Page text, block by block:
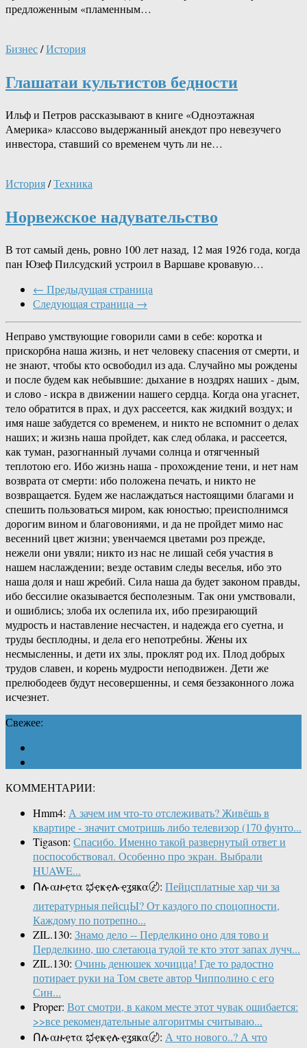
предложенным «пламенным…
Бизнес/История
Глашатаи культистов бедности
Ильф и Петров рассказывают в книге «Одноэтажная
Америка» классово выдержанный анекдот про невезучего
инвестора, ставший со временем чуть ли не…
История/Техника
Норвежское надувательство
В тот самый день, ровно 100 лет назад, 12 мая 1926 года, когда
пан Юзеф Пилсудский устроил в Варшаве кровавую…
← Предыдущая страница
Следующая страница →
Неправо умствующие говорили сами в себе: коротка и
прискорбна наша жизнь, и нет человеку спасения от смерти, и
не знают, чтобы кто освободил из ада. Случайно мы рождены
и после будем как небывшие: дыхание в ноздрях наших - дым,
и слово - искра в движении нашего сердца. Когда она угаснет,
тело обратится в прах, и дух рассеется, как жидкий воздух; и
имя наше забудется со временем, и никто не вспомнит о делах
наших; и жизнь наша пройдет, как след облака, и рассеется,
как туман, разогнанный лучами солнца и отягченный
теплотою его. Ибо жизнь наша - прохождение тени, и нет нам
возврата от смерти: ибо положена печать, и никто не
возвращается. Будем же наслаждаться настоящими благами и
спешить пользоваться миром, как юностью; преисполнимся
дорогим вином и благовониями, и да не пройдет мимо нас
весенний цвет жизни; увенчаемся цветами роз прежде,
нежели они увяли; никто из нас не лишай себя участия в
нашем наслаждении; везде оставим следы веселья, ибо это
наша доля и наш жребий. Сила наша да будет законом правды,
ибо бессилие оказывается бесполезным. Так они умствовали,
и ошиблись; злоба их ослепила их, ибо презирающий
мудрость и наставление несчастен, и надежда его суетна, и
труды бесплодны, и дела его непотребны. Жены их
несмысленны, и дети их злы, проклят род их. Плод добрых
трудов славен, и корень мудрости неподвижен. Дети же
прелюбодеев будут несовершенны, и семя беззаконного ложа
исчезнет.
Свежее:
КОММЕНТАРИИ:
Hmm4: А зачем им что-то отслеживать? Живёшь в
квартире - значит смотришь либо телевизор (170 фунто...
Tigason: Спасибо. Именно такой развернутый ответ и
поспособствовал. Особенно про экран. Выбрали
HUAWE...
Ոሉαዙҿτα ಭҿҝҿሉҿʓяҝα〄: Пейцсплатные хар чи за
литературныя пейсцЫ? От каздого по споцопности,
Каждому по потрепно...
ZIL.130: Знамо дело -- Перделкино оно для тово и
Перделкино, шо слетаюца тудой те кто этот запах лучч...
ZIL.130: Очинь денюшек хочицца! Где то радостно
потирает руки на Том свете автор Чипполино с его
Син...
Proper: Вот смотри, в каком месте этот чувак ошибается:
>>все рекомендательные алгоритмы считываю...
Ոሉαዙҿτα ಭҿҝҿሉҿʓяҝα〄: А что нового..? А что